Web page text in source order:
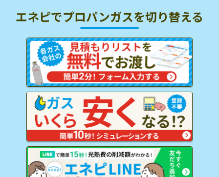
エネピでプロパンガスを切り替える